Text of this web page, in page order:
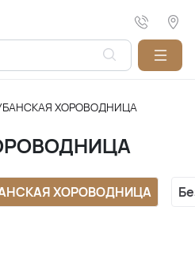
ХОРОВОДНИЦА
ХОРОВОДНИЦА